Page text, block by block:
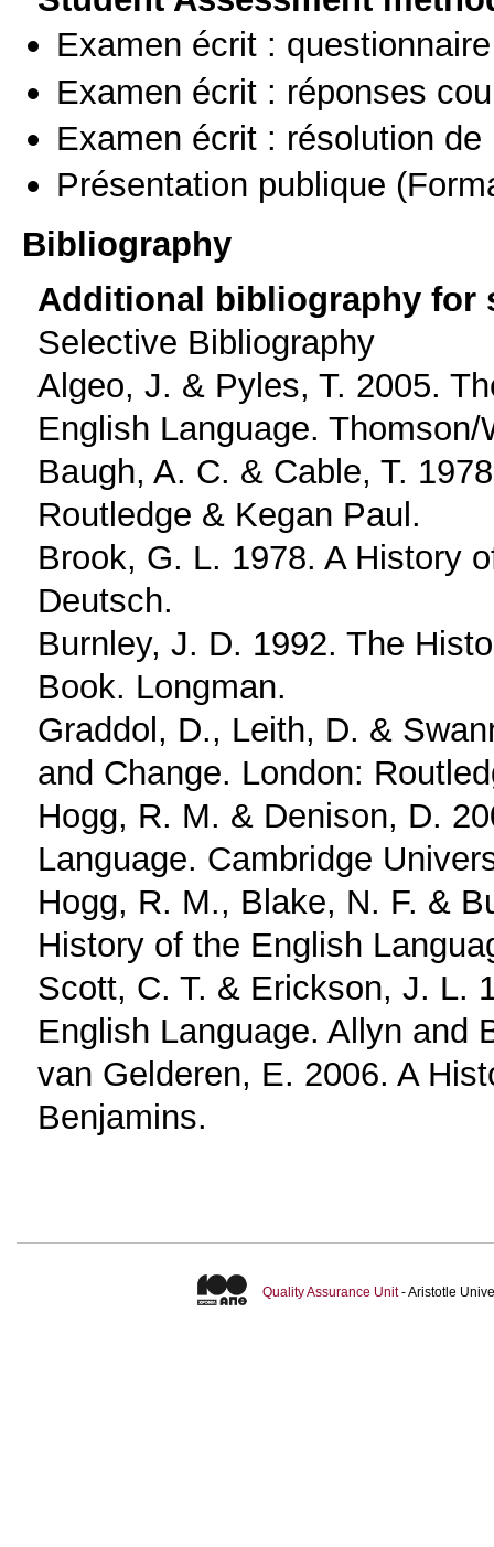
Examen écrit :
Examen écrit : réponses
Examen écrit : résolution de
Présentation publique
Bibliography
Additional bibliography for
Selective Bibliography
Algeo, J. & Pyles, T. 2005.
English Language. Thomson/
Baugh, A. C. & Cable, T.
Routledge & Kegan Paul.
Brook, G. L. 1978. A History
Deutsch.
Burnley, J. D. 1992. The
Book. Longman.
Graddol, D., Leith, D. &
and Change. London:
Hogg, R. M. & Denison, D.
Language. Cambridge
Hogg, R. M., Blake, N. F. &
History of the English
Scott, C. T. & Erickson, J. L.
English Language. Allyn and
van Gelderen, E. 2006. A
Benjamins.
Quality Assurance Unit- Aristotle